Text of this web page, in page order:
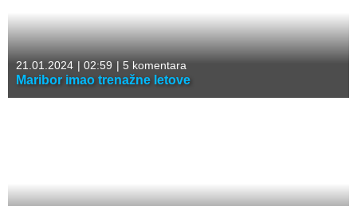
21.01.2024 | 02:59 | 5 komentara
Maribor imao trenažne letove